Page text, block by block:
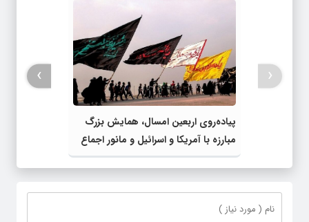
پیاده‌روی اربعین امسال، همایش بزرگ
مبارزه با آمریکا و اسرائیل و مانور اجماع
جبهه مقاومت و ملت‌های آزادی‌خواه در
‹
›